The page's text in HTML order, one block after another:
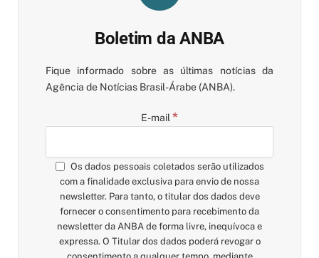
Boletim da ANBA
Fique informado sobre as últimas notícias da
Agência de Notícias Brasil-Árabe (ANBA).
E-mail *
Os dados pessoais coletados serão utilizados
com a finalidade exclusiva para envio de nossa
newsletter. Para tanto, o titular dos dados deve
fornecer o consentimento para recebimento da
newsletter da ANBA de forma livre, inequívoca e
expressa. O Titular dos dados poderá revogar o